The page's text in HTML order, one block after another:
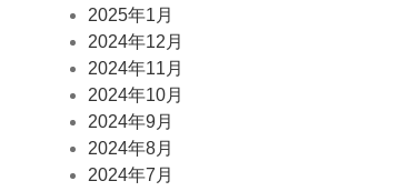
2025年1月
2024年12月
2024年11月
2024年10月
2024年9月
2024年8月
2024年7月